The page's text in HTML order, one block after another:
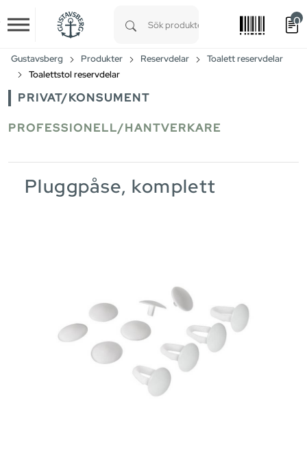
Skip to main content
0
Gustavsberg Produkter Reservdelar
Toalett reservdelar
Toalettstol reservdelar
PRIVAT/KONSUMENT
PROFESSIONELL/HANTVERKARE
Pluggpåse, komplett